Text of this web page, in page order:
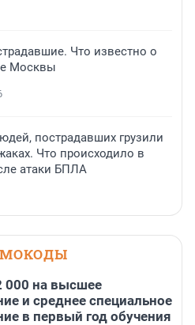
Что известно о
Москвы
пострадавших грузили
Что происходило в
атаки БПЛА
000 на высшее
и среднее специальное
в первый год обучения